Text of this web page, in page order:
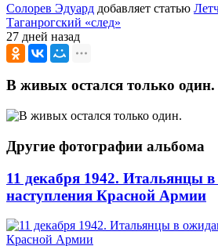
Солорев Эдуард добавляет статью
Таганрогский «след»
27 дней назад
В живых остался только один.
Другие фотографии альбома
11 декабря 1942. Итальянцы
наступления Красной Армии